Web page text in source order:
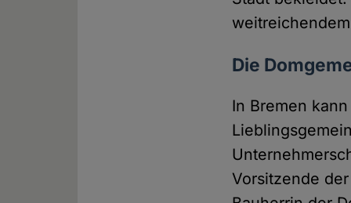
Die
In Bremen
Vorsitzende